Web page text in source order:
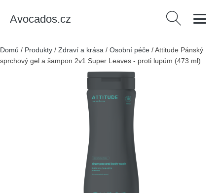
Avocados.cz Vyhledávání
Domů / Produkty / Zdraví a krása / Osobní péče /Attitude Pánský
sprchový gel a šampon 2v1 Super Leaves - proti lupům (473 ml)